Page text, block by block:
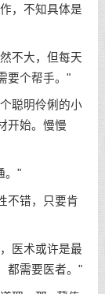
，不知具体是
不大，但每天
要个帮手。"
聪明伶俐的小
开始。慢慢
。"
不错，只要肯
医术或许是最
都需要医者。"